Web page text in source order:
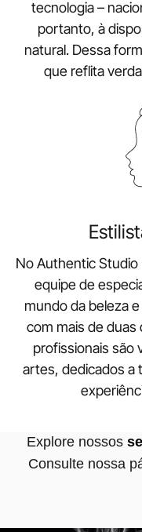
tecnologia –
portanto, à
natural. Dessa
que reflita
No Authentic
equipe de
mundo da beleza
com mais de
profissionais são
artes, dedicados a
Explore nossos
Consulte nossa